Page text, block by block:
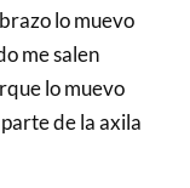
lo muevo
me salen
lo muevo
de la axila